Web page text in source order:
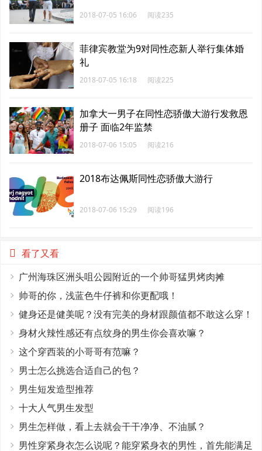
2018-07-05 16:06 阅读235
菲律宾教堂为9对同性恋新人举行集体婚
礼
2018-07-05 16:18 阅读225
加拿大一男子在同性恋骄傲大游行发救恩
册子 面临2年监禁
2018-07-06 15:05 阅读216
2018布达佩斯同性恋骄傲大游行
2018-07-06 15:29 阅读196
看了又看
广州海珠区洲头咀公园附近的一个帅哥猛男烤肉摊
帅哥的你，浅蓝色牛仔裤和你更配哦！
健身还是健美呢？没有完美的身材跟颜值都不敢这么穿！
身材火辣性感还有点纹身的男生你会喜欢嘛？
这个穿西装的小哥哥有范嘛？
男士怎么挑选合适自己的包？
男生短发造型推荐
十大人气男生发型
男生怎样做，看上去就会干干净净、不油腻？
男性穿紧身衣怎么说呢？能穿紧身衣的男性，首先能满足